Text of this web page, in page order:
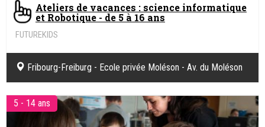
Ateliers de vacances : science informatique
et Robotique - de 5 à 16 ans
FUTUREKIDS
Fribourg-Freiburg - Ecole privée Moléson - Av. du Moléson
10
5 - 14 ans